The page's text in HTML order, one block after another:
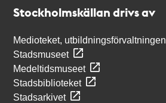
Stockholmskällan drivs av
Medioteket, utbildningsförvaltningen
Stadsmuseet
Medeltidsmuseet
Stadsbiblioteket
Stadsarkivet